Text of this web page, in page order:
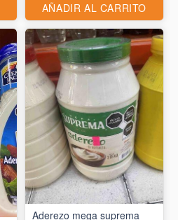
AÑADIR AL CARRITO
Aderezo mega suprema